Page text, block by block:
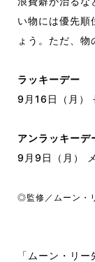
い物には優先順
ょう。ただ、物
ラッキーデー
9月16日（月）
アンラッキーデ
9月9日（月）
◎監修／ムーン
「ムーン・リ